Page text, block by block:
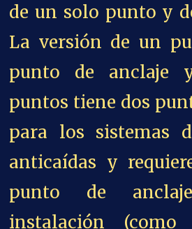
de un solo punto y
La versión de un
punto de anclaje
puntos tiene dos
para los sistemas
anticaídas y
punto de
instalación